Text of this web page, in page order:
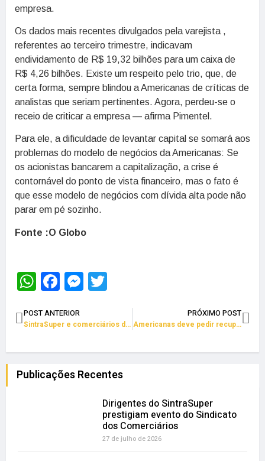
empresa.
Os dados mais recentes divulgados pela varejista ,
referentes ao terceiro trimestre, indicavam
endividamento de R$ 19,32 bilhões para um caixa de
R$ 4,26 bilhões. Existe um respeito pelo trio, que, de
certa forma, sempre blindou a Americanas de críticas de
analistas que seriam pertinentes. Agora, perdeu-se o
receio de criticar a empresa — afirma Pimentel.
Para ele, a dificuldade de levantar capital se somará aos
problemas do modelo de negócios da Americanas: Se
os acionistas bancarem a capitalização, a crise é
contornável do ponto de vista financeiro, mas o fato é
que esse modelo de negócios com dívida alta pode não
parar em pé sozinho.
Fonte :O Globo
WhatsApp
Facebook
Messenger
POST ANTERIOR
SintraSuper e comerciários da Bahia participam da festa do Bonfim
PRÓXIMO POST
Americanas deve pedir recuperação judicial
Publicações Recentes
Dirigentes do SintraSuper
prestigiam evento do Sindicato
dos Comerciários
27 de julho de 2026